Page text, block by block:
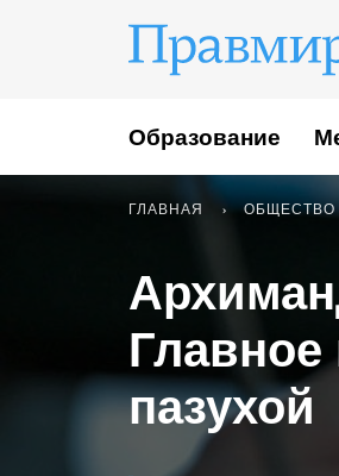
Образование
ГЛАВНАЯ ОБЩЕСТВО
пазухой